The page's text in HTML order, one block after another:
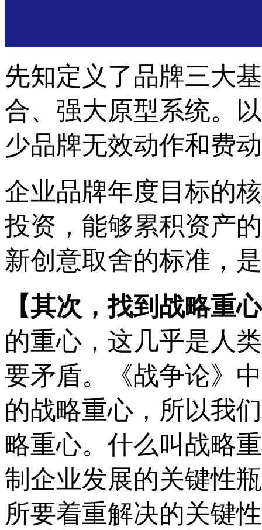
先知定义了品牌三大
合、强大原型系统。
少品牌无效动作和费
企业品牌年度目标的
投资 ，能够累积资产的
新创意取舍的标准，
【其次，找到战略重心
的重心，这几乎是人
要矛盾。
《战争论》
的战略重心，所以我
略重心。什么叫战略
制企业发展的关键性
所要着重解决的关键